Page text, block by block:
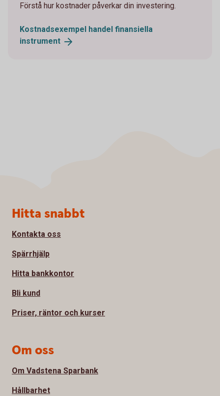
Förstå hur kostnader påverkar din investering.
Kostnadsexempel handel finansiella
instrument
Sidfot
Hitta snabbt
Kontakta oss
Spärrhjälp
Hitta bankkontor
Bli kund
Priser, räntor och kurser
Om oss
Om Vadstena Sparbank
Hållbarhet